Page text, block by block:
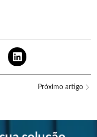
Próximo artigo